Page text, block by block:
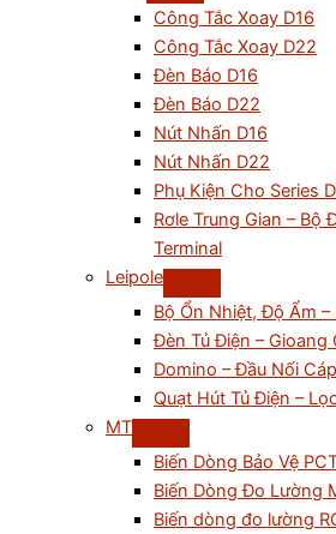
Công Tắc Xoay D16
Công Tắc Xoay D22
Đèn Báo D16
Đèn Báo D22
Nút Nhấn D16
Nút Nhấn D22
Phụ Kiện Cho Series
Rơle Trung Gian – Bộ
Terminal
Leipole
Bộ Ổn Nhiệt, Độ Ẩm –
Đèn Tủ Điện – Gioang
Domino – Đầu Nối Cáp
Quạt Hút Tủ Điện –
MT
Biến Dòng Bảo Vệ
Biến Dòng Đo Lường
Biến dòng đo lường